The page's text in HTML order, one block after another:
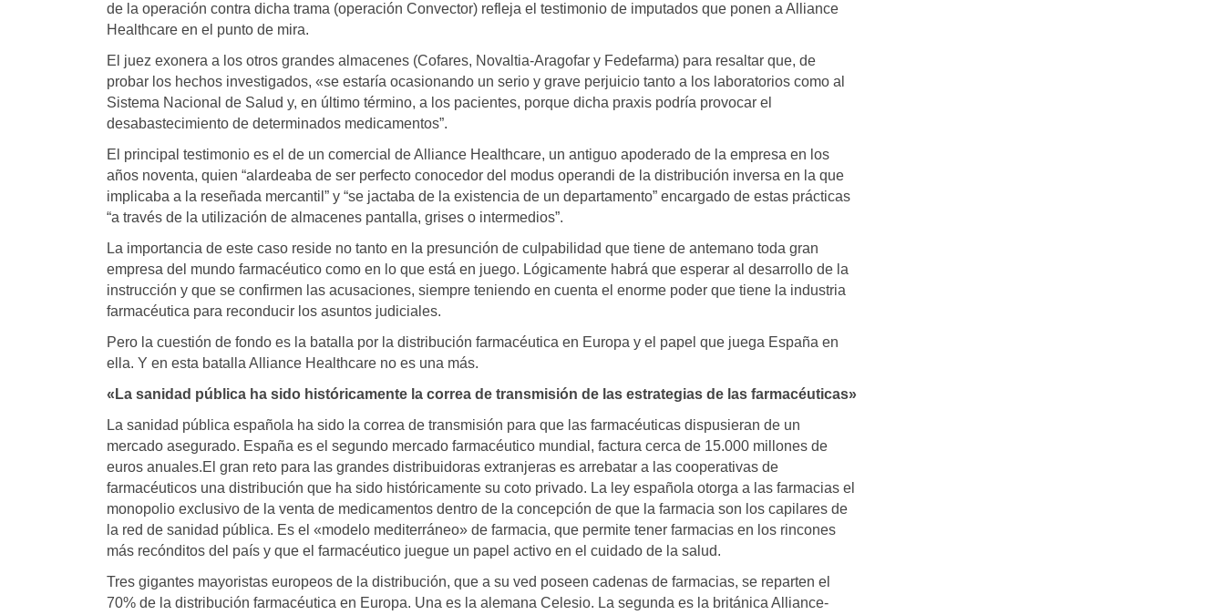
de la operación contra dicha trama (operación Convector) refleja el testimonio de imputados que ponen a Alliance
Healthcare en el punto de mira.
El juez exonera a los otros grandes almacenes (Cofares, Novaltia-Aragofar y Fedefarma) para resaltar que, de
probar los hechos investigados, «se estaría ocasionando un serio y grave perjuicio tanto a los laboratorios como al
Sistema Nacional de Salud y, en último término, a los pacientes, porque dicha praxis podría provocar el
desabastecimiento de determinados medicamentos”.
El principal testimonio es el de un comercial de Alliance Healthcare, un antiguo apoderado de la empresa en los
años noventa, quien “alardeaba de ser perfecto conocedor del modus operandi de la distribución inversa en la que
implicaba a la reseñada mercantil” y “se jactaba de la existencia de un departamento” encargado de estas prácticas
“a través de la utilización de almacenes pantalla, grises o intermedios”.
La importancia de este caso reside no tanto en la presunción de culpabilidad que tiene de antemano toda gran
empresa del mundo farmacéutico como en lo que está en juego. Lógicamente habrá que esperar al desarrollo de la
instrucción y que se confirmen las acusaciones, siempre teniendo en cuenta el enorme poder que tiene la industria
farmacéutica para reconducir los asuntos judiciales.
Pero la cuestión de fondo es la batalla por la distribución farmacéutica en Europa y el papel que juega España en
ella. Y en esta batalla Alliance Healthcare no es una más.
«La sanidad pública ha sido históricamente la correa de transmisión de las estrategias de las farmacéuticas»
La sanidad pública española ha sido la correa de transmisión para que las farmacéuticas dispusieran de un
mercado asegurado. España es el segundo mercado farmacéutico mundial, factura cerca de 15.000 millones de
euros anuales.El gran reto para las grandes distribuidoras extranjeras es arrebatar a las cooperativas de
farmacéuticos una distribución que ha sido históricamente su coto privado. La ley española otorga a las farmacias el
monopolio exclusivo de la venta de medicamentos dentro de la concepción de que la farmacia son los capilares de
la red de sanidad pública. Es el «modelo mediterráneo» de farmacia, que permite tener farmacias en los rincones
más recónditos del país y que el farmacéutico juegue un papel activo en el cuidado de la salud.
Tres gigantes mayoristas europeos de la distribución, que a su ved poseen cadenas de farmacias, se reparten el
70% de la distribución farmacéutica en Europa. Una es la alemana Celesio. La segunda es la británica Alliance-